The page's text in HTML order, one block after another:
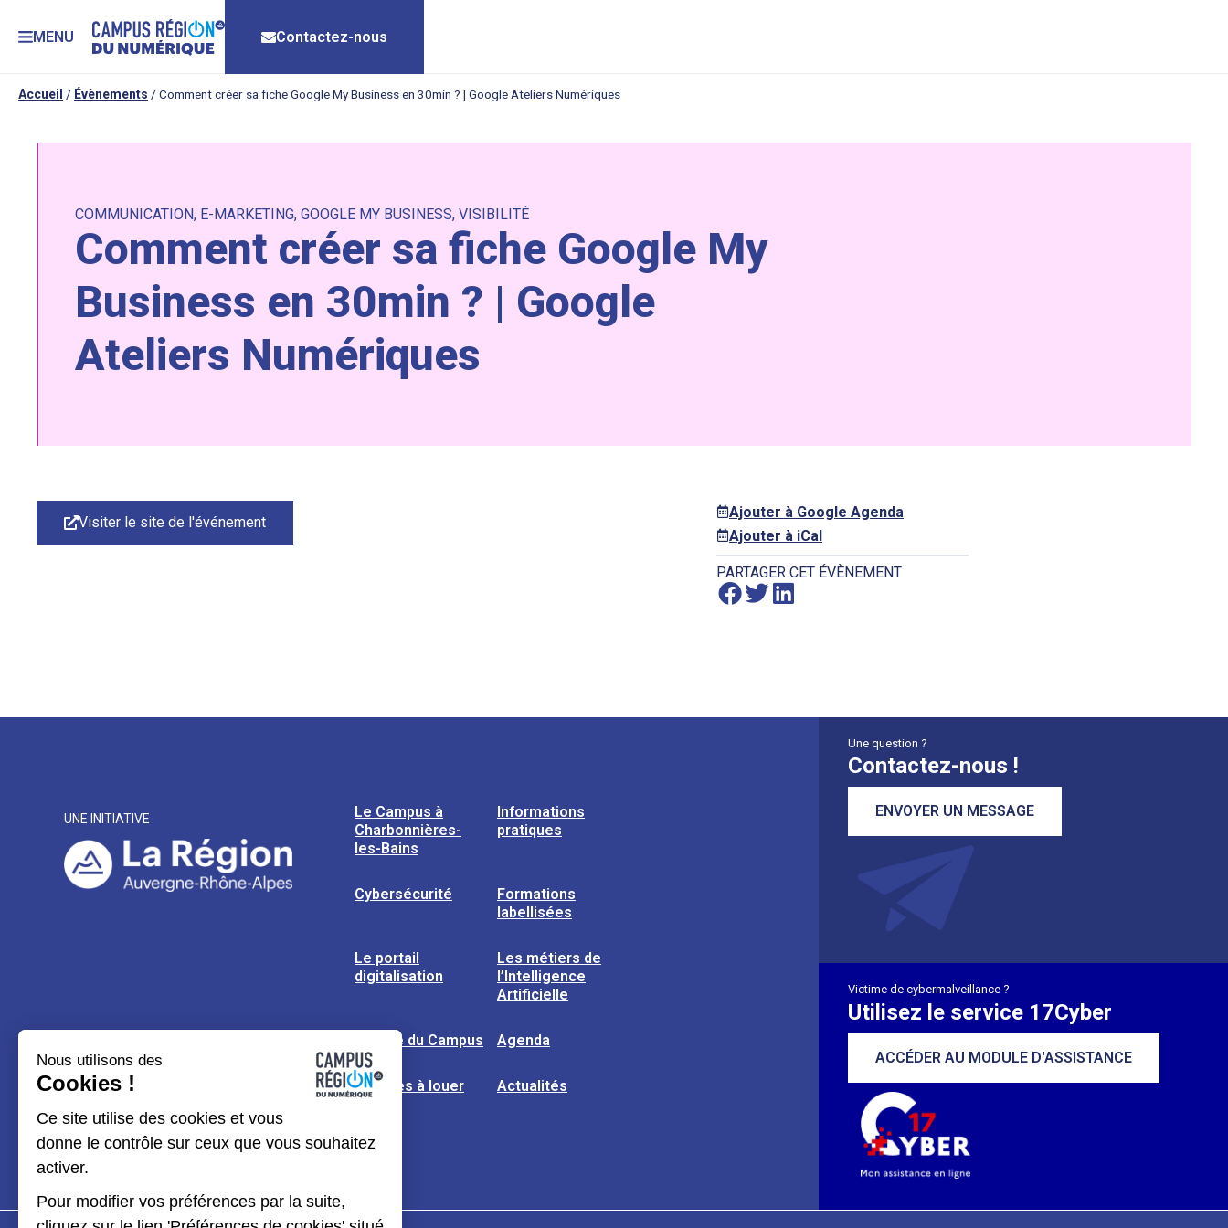
MENU Contactez-nous
Accueil / Évènements / Comment créer sa fiche Google My Business en 30min ? | Google Ateliers Numériques
COMMUNICATION, E-MARKETING, GOOGLE MY BUSINESS, VISIBILITÉ
Comment créer sa fiche Google My
Business en 30min ? | Google
Ateliers Numériques
Visiter le site de l'événement
Ajouter à Google Agenda
Ajouter à iCal
PARTAGER CET ÉVÈNEMENT
UNE INITIATIVE
Le Campus à
Charbonnières-
les-Bains
Informations
pratiques
Cybersécurité
Formations
labellisées
Le portail
digitalisation
Les métiers de
l’Intelligence
Artificielle
L’usine du Campus Agenda
Espaces à louer Actualités
Une question ?
Contactez-nous !
ENVOYER UN MESSAGE
Victime de cybermalveillance ?
Utilisez le service 17Cyber
ACCÉDER AU MODULE D'ASSISTANCE
Nous utilisons des
Cookies !
Ce site utilise des cookies et vous
donne le contrôle sur ceux que vous souhaitez
activer.
Pour modifier vos préférences par la suite,